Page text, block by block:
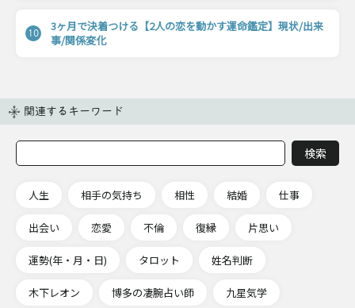
10
3ヶ月で決着つける【2人の恋を動かす運命鑑定】現状/出来
事/関係変化
関連するキーワード
人生 相手の気持ち 相性 結婚 仕事
出会い 恋愛 不倫 復縁 片思い
運勢(年・月・日) タロット 姓名判断
木下レオン 博多の凄腕占い師 九星気学